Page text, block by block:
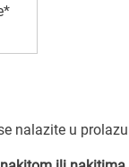
nalazite u prolazu